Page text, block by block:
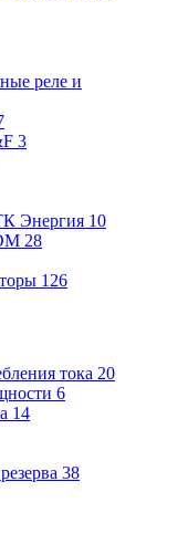
реле и
3
Энергия 10
28
126
тока 20
6
14
38